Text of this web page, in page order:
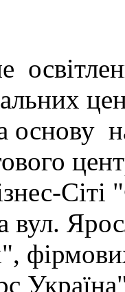
основу
вул.